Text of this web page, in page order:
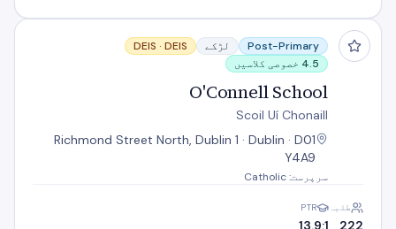
O'Connell School
Post-Primary لڑکے DEIS · DEIS
4.5 خصوصی کلاسیں
O'Connell School
Scoil Uí Chonaill
Richmond Street North, Dublin 1 · Dublin · D01
Y4A9
سرپرست: Catholic
طلبہ
222
PTR
13.9:1